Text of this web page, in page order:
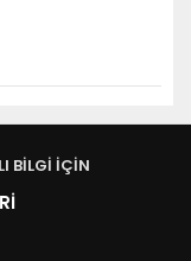
BİLGİ İÇİN